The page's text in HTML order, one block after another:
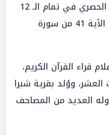
القرآن الكريم بصوت الشيخ محمود خليل الحصري في تمام الـ 12
و26 دقيقة بعد منتصف الليل، بداية من الآية 41 من سورة
قراء القرآن الكريم،
العشر، ووُلد بقرية شبرا
وله العديد من المصاحف